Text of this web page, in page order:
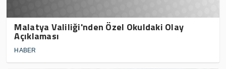
Malatya Valiliği'nden Özel Okuldaki Olay
Açıklaması
HABER